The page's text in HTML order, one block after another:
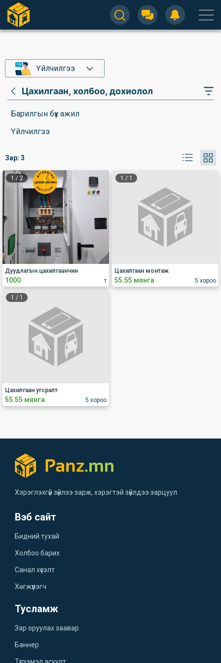
Үйлчилгээ
Цахилгаан, холбоо, дохиолол
Барилгын бүх ажил
Үйлчилгээ
Зар: 3
1 /2
т
Дуудлагын цахилгаанчин
1000
1 / 1
5 хороо
Цахилгаан монтаж
55.55 мянга
1 / 1
5 хороо
Цахилгаан угсралт
55.55 мянга
Хэрэглэхгүй зүйлээ зарж, хэрэгтэй зүйлдээ зарцуул.
Вэб сайт
Бидний тухай
Холбоо барих
Санал хүсэлт
Хөгжүүлэгч
Тусламж
Зар оруулах заавар
Баннер